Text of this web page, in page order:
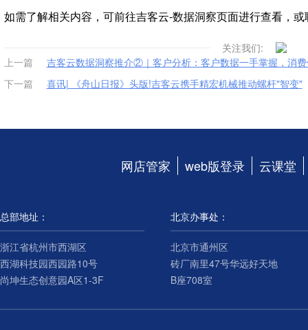
如需了解相关内容，可前往吉客云-数据洞察页面进行查看，
关注我们:
上一篇
吉客云数据洞察推介②｜客户分析：客户数据一手掌握，消
下一篇
喜讯| 《舟山日报》头版!吉客云携手精宏机械推动螺杆"智变"
网店管家 web版登录 云课堂
总部地址：
浙江省杭州市西湖区
西湖科技园西园路10号
尚坤生态创意园A区1-3F
北京办事处：
北京市通州区
砖厂南里47号华远好天地
B座708室